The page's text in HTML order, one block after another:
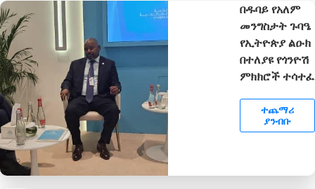
በዱባይ የአለም
መንግስታት ጉባዔ
የኢትዮጵያ ልዑክ
በተለያዩ የጎንዮሽ
ምክክሮች ተሳተፈ
ተጨማሪ
ያንብቡ